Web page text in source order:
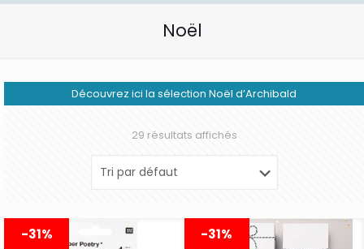
Noël
Découvrez ici la sélection Noël d’Archibald
29 résultats affichés
-31% -31%